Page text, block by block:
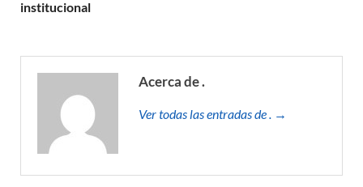
institucional
Acerca de .
Ver todas las entradas de . →